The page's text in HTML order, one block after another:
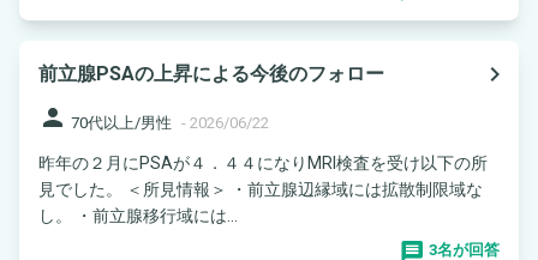
前立腺PSAの上昇による今後のフォロー
navigate_next
person 70代以上/男性 - 2026/06/22
昨年の２月にPSAが４．４４になりMRI検査を受け以下の所
見でした。 ＜所見情報＞ ・前立腺辺縁域には拡散制限域な
し。 ・前立腺移行域には...
3名が回答